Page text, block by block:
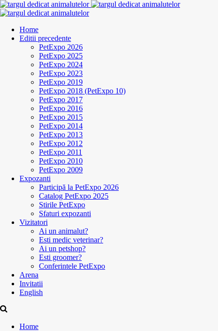
Home
Editii precedente
PetExpo 2026
PetExpo 2025
PetExpo 2024
PetExpo 2023
PetExpo 2019
PetExpo 2018 (PetExpo 10)
PetExpo 2017
PetExpo 2016
PetExpo 2015
PetExpo 2014
PetExpo 2013
PetExpo 2012
PetExpo 2011
PetExpo 2010
PetExpo 2009
Expozanti
Participă la PetExpo 2026
Catalog PetExpo 2025
Stirile PetExpo
Sfaturi expozanti
Vizitatori
Ai un animalut?
Esti medic veterinar?
Ai un petshop?
Esti groomer?
Conferintele PetExpo
Arena
Invitatii
English
Home